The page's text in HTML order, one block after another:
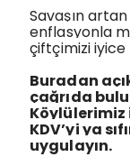
Savaşın
enflasyonla
çiftçimizi
Buradan
çağrıda
KDV’yi ya
uygulayın.